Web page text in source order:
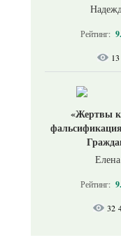
Рейтинг:
«Жертвы
Рейтинг:
32